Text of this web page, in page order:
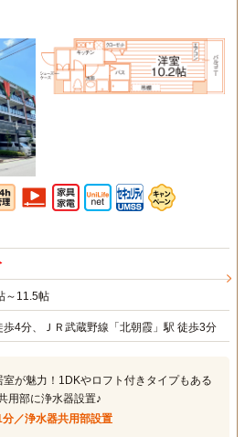
～11.5帖
4分、ＪＲ武蔵野線「北朝霞」駅 徒歩3分
が魅力！1DKやロフト付きタイプもある
用部に浄水器設置♪
／浄水器共用部設置